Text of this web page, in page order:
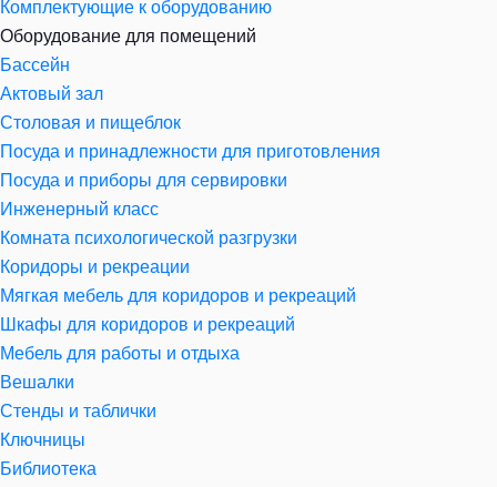
Комплектующие к оборудованию
Оборудование для помещений
Бассейн
Актовый зал
Столовая и пищеблок
Посуда и принадлежности для приготовления
Посуда и приборы для сервировки
Инженерный класс
Комната психологической разгрузки
Коридоры и рекреации
Мягкая мебель для коридоров и рекреаций
Шкафы для коридоров и рекреаций
Мебель для работы и отдыха
Вешалки
Стенды и таблички
Ключницы
Библиотека